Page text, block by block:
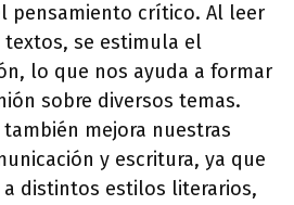
pensamiento crítico. Al leer
se estimula el
lo que nos ayuda a formar
sobre diversos temas.
mejora nuestras
y escritura, ya que
distintos estilos literarios,